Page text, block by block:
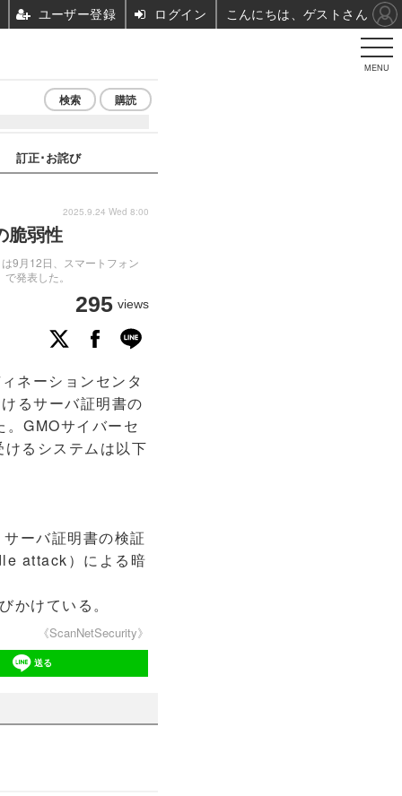
MENU
検索 購読
訂正･お詫び
脆弱性
9月12日、スマートフォン
発表した。
295 views
2025.9.24 Wed 8:00
ネーションセンタ
るサーバ証明書の
GMOサイバーセ
るシステムは以下
ーバ証明書の検証
attack）による暗
けている。
《ScanNetSecurity》
送る
ユーザー登録 ログイン こんにちは、ゲストさん